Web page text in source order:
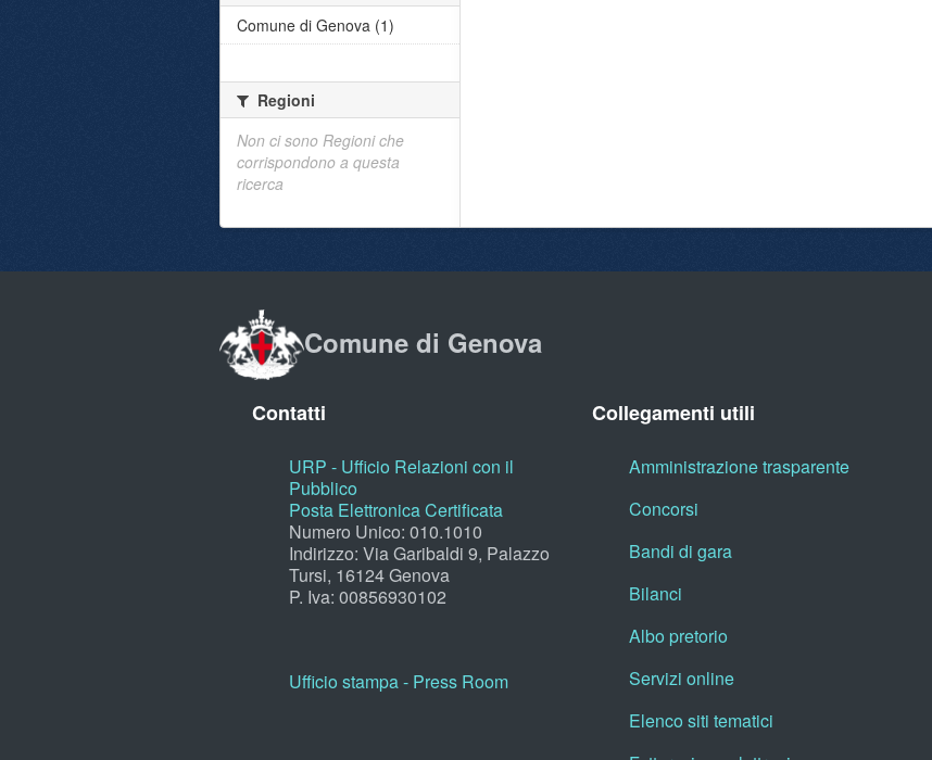
Comune di Genova (1)
Regioni
Non ci sono Regioni che
corrispondono a questa
ricerca
Comune di Genova
Contatti
URP - Ufficio Relazioni con il
Pubblico
Posta Elettronica Certificata
Numero Unico: 010.1010
Indirizzo: Via Garibaldi 9, Palazzo
Tursi, 16124 Genova
P. Iva: 00856930102
Ufficio stampa - Press Room
Collegamenti utili
Amministrazione trasparente
Concorsi
Bandi di gara
Bilanci
Albo pretorio
Servizi online
Elenco siti tematici